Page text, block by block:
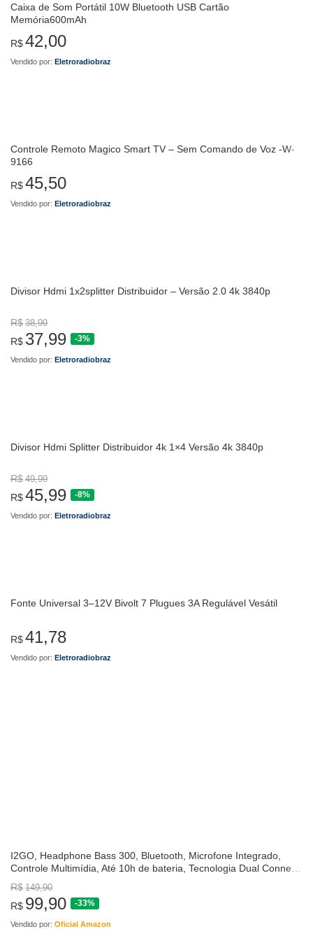
Caixa de Som Portátil 10W Bluetooth USB Cartão
Memória600mAh
R$42,00
Vendido por: Eletroradiobraz
Controle Remoto Magico Smart TV – Sem Comando de Voz -W-
9166
R$45,50
Vendido por: Eletroradiobraz
Divisor Hdmi 1x2splitter Distribuidor – Versão 2.0 4k 3840p
R$ 38,99
R$ 37,99 -3%
Vendido por: Eletroradiobraz
Divisor Hdmi Splitter Distribuidor 4k 1×4 Versão 4k 3840p
R$ 49,99
R$45,99 -8%
Vendido por: Eletroradiobraz
Fonte Universal 3–12V Bivolt 7 Plugues 3A Regulável Vesátil
R$41,78
Vendido por: Eletroradiobraz
I2GO, Headphone Bass 300, Bluetooth, Microfone Integrado,
Controle Multimídia, Até 10h de bateria, Tecnologia Dual Connect,
Entrada cabo auxiliar P2 (incluso), Dobrável, Preto
R$ 149,90
R$ 99,90 -33%
Vendido por: Oficial Amazon